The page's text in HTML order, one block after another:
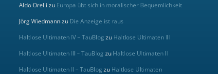
Aldo Orelli zu Europa übt sich in moralischer Bequemlichkeit
Jörg Wiedmannzu Die Anzeige ist raus
Haltlose Ultimaten IV – TauBlog zu Haltlose Ultimaten III
Haltlose Ultimaten III – TauBlog zu Haltlose Ultimaten II
Haltlose Ultimaten II – TauBlog zu Haltlose Ultimaten